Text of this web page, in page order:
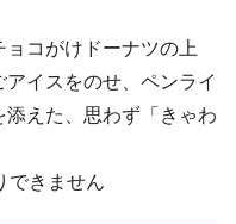
コがけドーナツの上
イスをのせ、ペンライ
添えた、思わず「きゃわ
できません